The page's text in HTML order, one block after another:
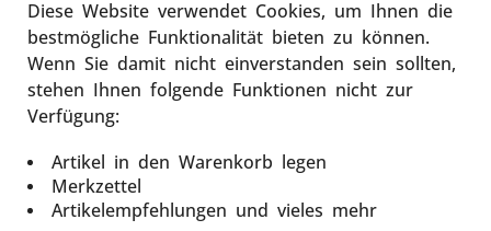
Rolf Michaelis
Veteranen der Waffen-SS berichten - Band 5
Artikel-Nr.: 12958
17,80 €
Diese Website verwendet Cookies, um Ihnen die
bestmögliche Funktionalität bieten zu können.
Wenn Sie damit nicht einverstanden sein sollten,
stehen Ihnen folgende Funktionen nicht zur
Verfügung:
Artikel in den Warenkorb legen
Merkzettel
Artikelempfehlungen und vieles mehr